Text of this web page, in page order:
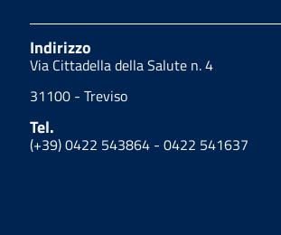
Indirizzo
Via Cittadella della Salute n. 4
31100 - Treviso
Tel.
(+39) 0422 543864 - 0422 541637